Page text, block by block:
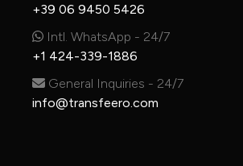
+39 06 9450 5426
Intl. WhatsApp - 24/7
+1 424-339-1886
General Inquiries - 24/7
info@transfeero.com